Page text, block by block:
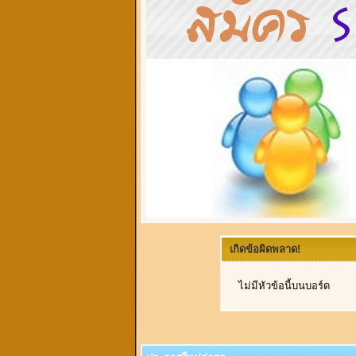
เกิดข้อผิดพลาด!
ไม่มีหัวข้อนี้บนบอร์ด